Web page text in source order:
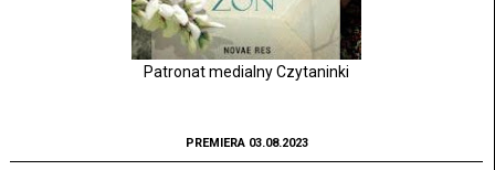
Patronat medialny Czytaninki
PREMIERA 03.08.2023